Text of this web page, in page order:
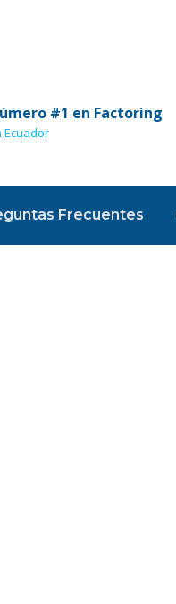
#1 en Factoring
Ecuador
Frecuentes